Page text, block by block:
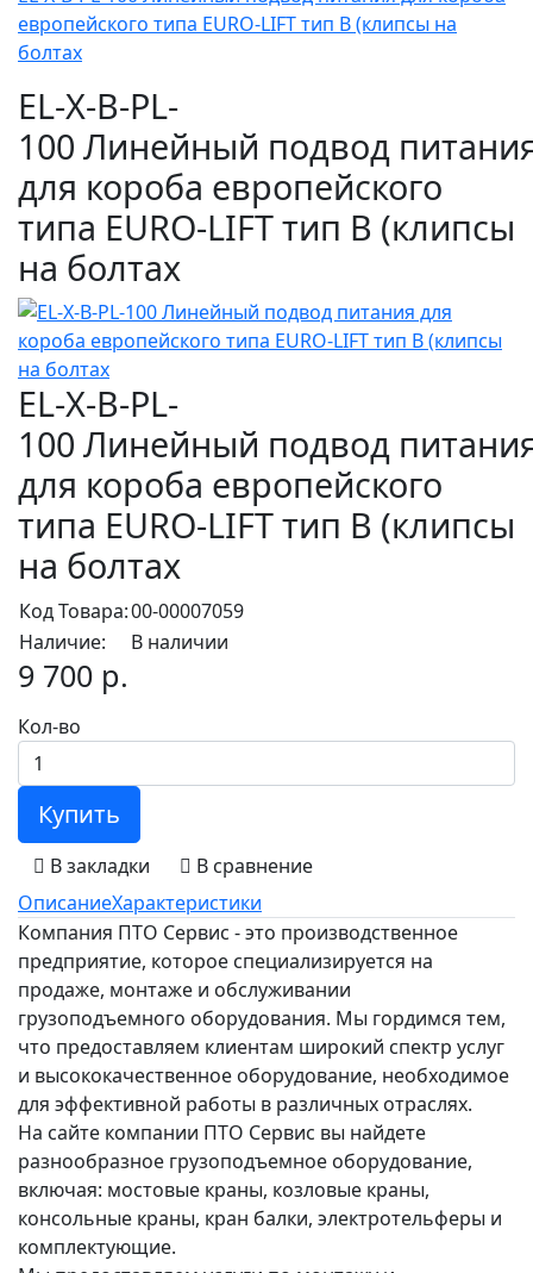
европейского типа EURO-LIFT тип B (клипсы на
болтах
EL-X-B-PL-
100 Линейный подвод
для короба европейского
типа EURO-LIFT тип B (клипсы
на болтах
EL-X-B-PL-
100 Линейный подвод
для короба европейского
типа EURO-LIFT тип B (клипсы
на болтах
Код Товара:00-00007059
Наличие:
В наличии
9 700 р.
Кол-во
Купить
В закладки
В сравнение
ОписаниеХарактеристики
Компания ПТО Сервис - это производственное
предприятие, которое специализируется на
продаже, монтаже и обслуживании
грузоподъемного оборудования. Мы гордимся тем,
что предоставляем клиентам широкий спектр услуг
и высококачественное оборудование, необходимое
для эффективной работы в различных отраслях.
На сайте компании ПТО Сервис вы найдете
разнообразное грузоподъемное оборудование,
включая: мостовые краны, козловые краны,
консольные краны, кран балки, электротельферы и
комплектующие.